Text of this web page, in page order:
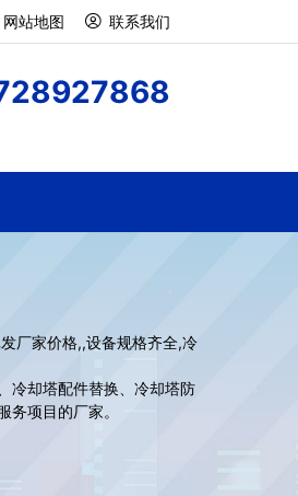
网站地图 联系我们
厂家价格,,设备规格齐全,冷
冷却塔配件替换、冷却塔防
项目的厂家。